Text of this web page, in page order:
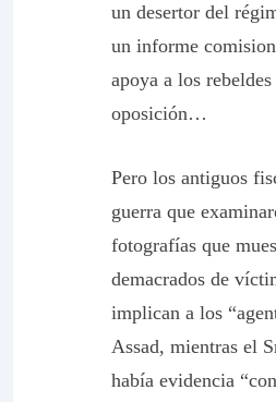
un desertor del
un informe
apoya a los
oposición…
Pero los antiguos
guerra que
fotografías que
demacrados de
implican a los
Assad, mientras el
había evidencia